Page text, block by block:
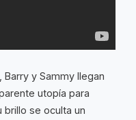
Barry y Sammy llegan
utopía para
brillo se oculta un